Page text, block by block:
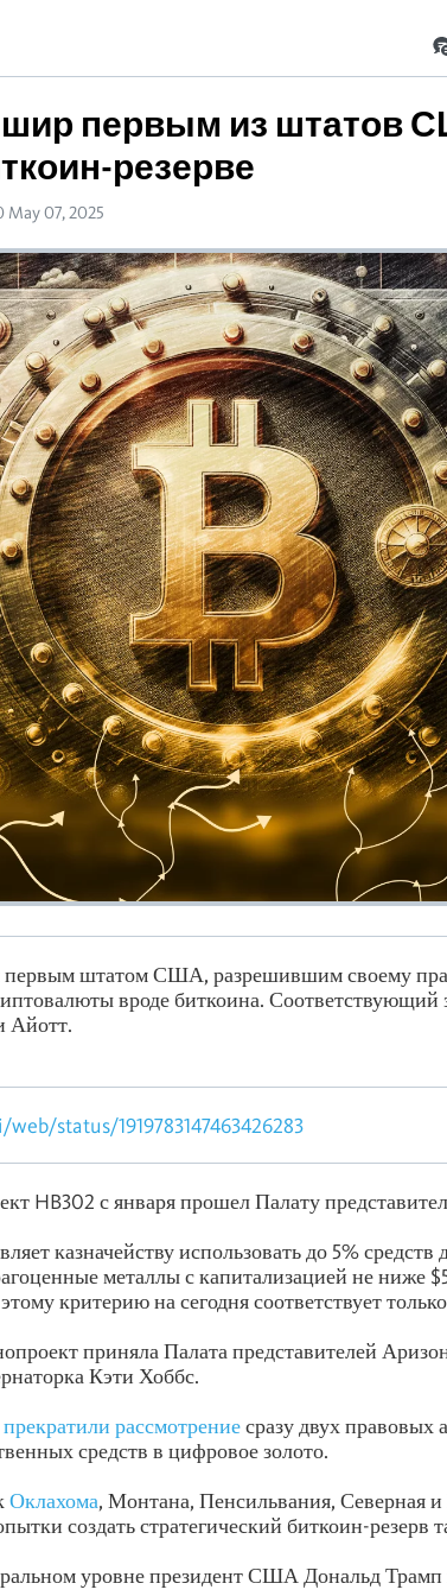
первым из штатов
резерве
May 07, 2025
штатом США, разрешившим своему
вроде биткоина. Соответствующий
Айотт.
status/1919783147463426283
HB302 с января прошел Палату
казначейству использовать до 5%
металлы с капитализацией не ниже
критерию на сегодня соответствует
приняла Палата представителей
Кэти Хоббс.
прекратили рассмотрениесразу двух
средств в цифровое золото.
Оклахома, Монтана, Пенсильвания, Северная
создать стратегический биткоин-резерв
уровне президент США Дональд Трамп